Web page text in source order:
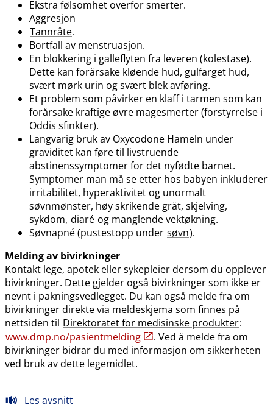
Ekstra følsomhet overfor smerter.
Aggresjon
Tannråte.
Bortfall av menstruasjon.
En blokkering i galleflyten fra leveren (kolestase).
Dette kan forårsake kløende hud, gulfarget hud,
svært mørk urin og svært blek avføring.
Et problem som påvirker en klaff i tarmen som kan
forårsake kraftige øvre magesmerter (forstyrrelse i
Oddis sfinkter).
Langvarig bruk av Oxycodone Hameln under
graviditet kan føre til livstruende
abstinenssymptomer for det nyfødte barnet.
Symptomer man må se etter hos babyen inkluderer
irritabilitet, hyperaktivitet og unormalt
søvnmønster, høy skrikende gråt, skjelving,
sykdom, diaré og manglende vektøkning.
Søvnapné (pustestopp under søvn).
Melding av bivirkninger
Kontakt lege, apotek eller sykepleier dersom du opplever
bivirkninger. Dette gjelder også bivirkninger som ikke er
nevnt i pakningsvedlegget. Du kan også melde fra om
bivirkninger direkte via meldeskjema som finnes på
nettsiden til Direktoratet for medisinske produkter:
www.dmp.no​/​pasientmelding
. Ved å melde fra om
bivirkninger bidrar du med informasjon om sikkerheten
ved bruk av dette legemidlet.
Les avsnitt